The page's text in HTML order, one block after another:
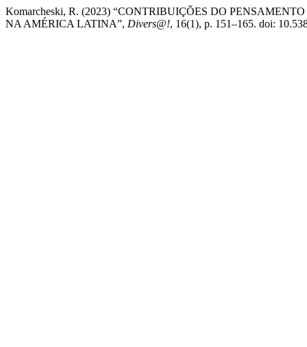
Komarcheski, R. (2023) “CONTRIBUIÇÕES DO
NA AMÉRICA LATINA”, Divers@!, 16(1), p. 151–165. doi: